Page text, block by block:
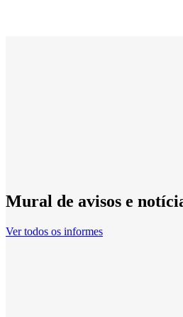
Mural de avisos e
Ver todos os informes